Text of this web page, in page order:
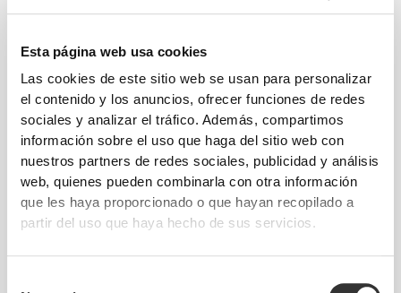
Esta página web usa cookies
Las cookies de este sitio web se usan para personalizar
el contenido y los anuncios, ofrecer funciones de redes
sociales y analizar el tráfico. Además, compartimos
información sobre el uso que haga del sitio web con
nuestros partners de redes sociales, publicidad y análisis
web, quienes pueden combinarla con otra información
que les haya proporcionado o que hayan recopilado a
partir del uso que haya hecho de sus servicios.
PoliStretch© es una tecnología de fibra muy versátil
desarrollada por nosotros mismos en laboratorio.
Proporciona niveles ideales de compresión y es
muy elástica para mejorar el rendimiento, la
sujeción y la comodidad. PoliStretch© te mantiene